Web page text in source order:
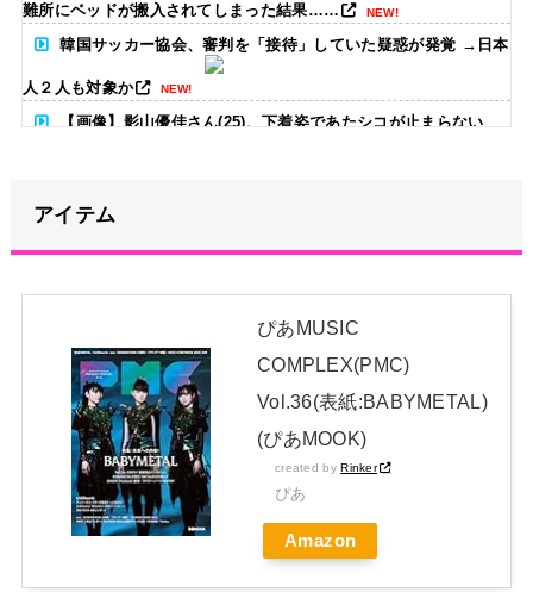
難所にベッドが搬入されてしまった結果…… NEW!
韓国サッカー協会、審判を「接待」していた疑惑が発覚 →日本
人２人も対象か NEW!
【画像】影山優佳さん(25)、下着姿であたシコが止まらない
NEW!
池田瑛紗ちゃんが｢真珠の耳飾りの少女｣の魅力を語る！！！
【乃木坂46】 NEW!
日本独自企画・限定生産盤「METAL FORTH (DELUXE
JAPAN EDITION)」着弾
【BABYMETAL】METAL FORTH DELUXE JAPAN EDITION
Powered by livedoor 相互RSS
アイテム
ぴあMUSIC
COMPLEX(PMC)
Vol.36(表紙:BABYMETAL)
(ぴあMOOK)
created by Rinker
ぴあ
Amazon